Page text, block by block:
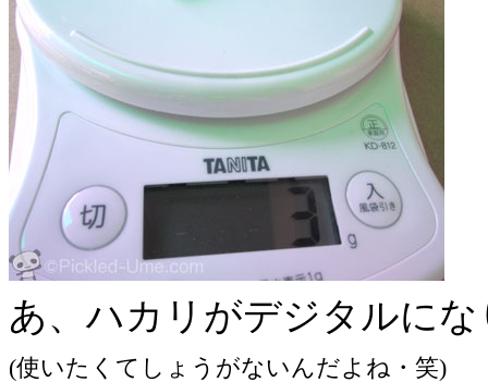
あ、ハカリがデジタルに
(使いたくてしょうがないんだよね・笑)